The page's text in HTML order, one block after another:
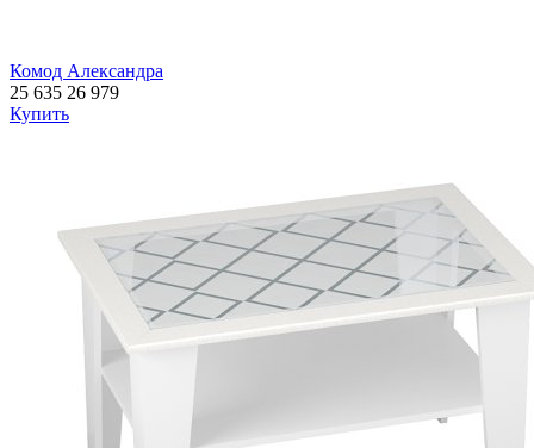
Комод Александра
25 635 26 979
Купить